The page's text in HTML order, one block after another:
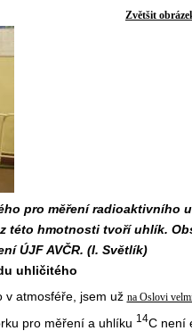
Zvětšit
pro měření radioaktivního
této hmotnosti tvoří uhlík.
ÚJF AVČR. (I. Světlík)
uhličitého
v atmosféře, jsem už na Oslovi
pro měření a uhlíku 14C není